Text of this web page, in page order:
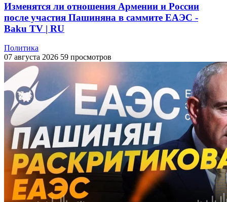
Изменятся ли отношения Армении и России
после участия Пашиняна в саммите ЕАЭС -
Baku TV | RU
Политика
07 августа 2026 59 просмотров